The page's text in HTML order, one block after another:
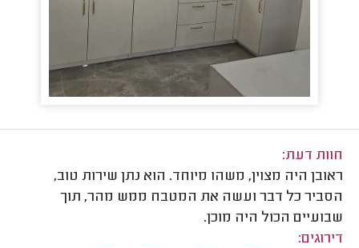
חוות דעת:
ראובן היה מצוין, משהו מיוחד. הוא נתן שירות טוב,
הסביר כל דבר ועשה את המטבח ממש מהר, תוך
שבועיים הכול היה מוכן.
דירוגים: